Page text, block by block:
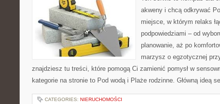
akweny i chcą odkrywać
miejsce, w którym relaks
podpowiedziami – od
planowanie, aż po
marzysz o egzotycznej
znajdziesz tu treści, które pomogą Ci zamienić pomysł w
kategorie na stronie to Pod wodą i Plaże rodzinne. Główną ideą
CATEGORIES: NIERUCHOMOŚCI